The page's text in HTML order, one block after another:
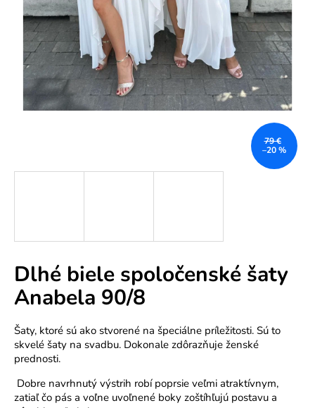
Dlhé biele spoločenské šaty
Anabela 90/8
Šaty, ktoré sú ako stvorené na špeciálne príležitosti. Sú to
skvelé šaty na svadbu. Dokonale zdôrazňuje ženské
prednosti.
Dobre navrhnutý výstrih robí poprsie veľmi atraktívnym,
zatiaľ čo pás a voľne uvoľnené boky zoštíhľujú postavu a
79 €
–20 %
e
n
á
s
O
d
o
r
ú
č
a